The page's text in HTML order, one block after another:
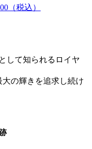
（税込）
して知られるロイヤ
の輝きを追求し続け